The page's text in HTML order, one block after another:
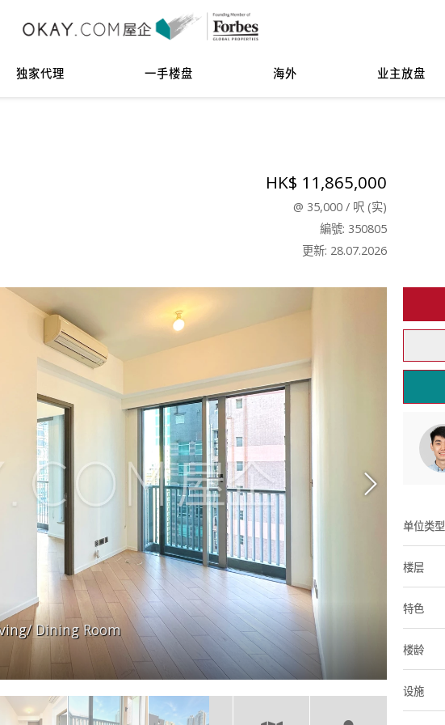
独家代理 一手楼盘 海外 业主放盘
HK$ 11,865,000
@ 35,000 / 呎 (实)
編號: 350805
更新: 28.07.2026
Dining Room
单位类型
楼层
特色
楼龄
设施